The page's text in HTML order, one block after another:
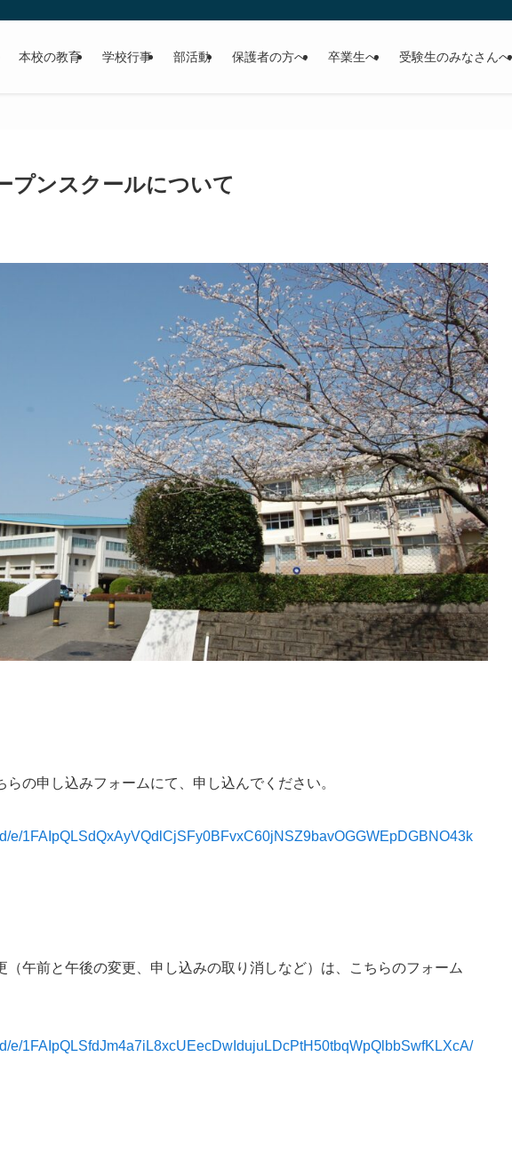
本校の教育 学校行事 部活動 保護者の方へ 卒業生へ 受験生のみなさんへ
ンスクールについて
の申し込みフォームにて、申し込んでください。
e/1FAIpQLSdQxAyVQdlCjSFy0BFvxC60jNSZ9bavOGGWEpDGBNO43k
午前と午後の変更、申し込みの取り消しなど）は、こちらのフォーム
e/1FAIpQLSfdJm4a7iL8xcUEecDwIdujuLDcPtH50tbqWpQlbbSwfKLXcA/